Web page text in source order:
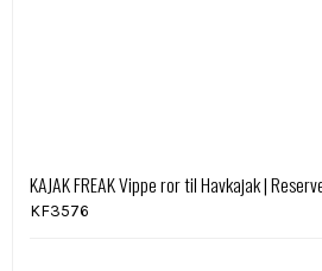
KAJAK FREAK Vippe ror til Havkajak |
KF3576